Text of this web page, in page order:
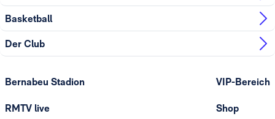
Basketball
Der Club
Bernabeu Stadion
RMTV live
VIP-Bereich
Shop